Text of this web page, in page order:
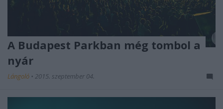
A Budapest Parkban még tombol a
nyár
Lángoló • 2015. szeptember 04.